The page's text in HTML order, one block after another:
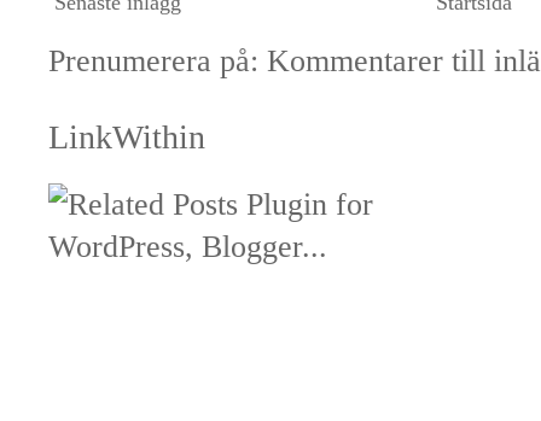
Prenumerera på: Kommentarer till
LinkWithin